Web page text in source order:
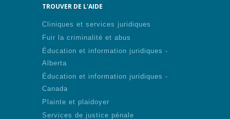
TROUVER DE L'AIDE
Cliniques et services juridiques
Fuir la criminalité et abus
Éducation et information juridiques -
Alberta
Éducation et information juridiques -
Canada
Plainte et plaidoyer
Services de justice pénale